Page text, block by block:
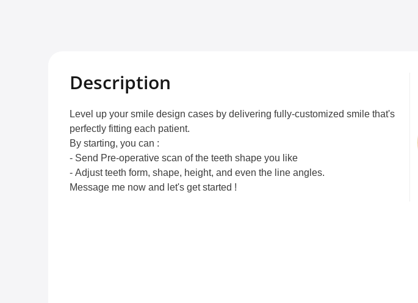
Description
Level up your smile design cases by delivering fully-customized smile that's
perfectly fitting each patient.
By starting, you can :
- Send Pre-operative scan of the teeth shape you like
- Adjust teeth form, shape, height, and even the line angles.
Message me now and let's get started !